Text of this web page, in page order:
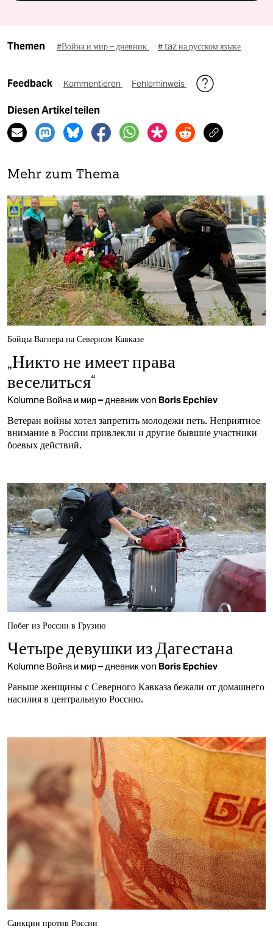
Themen #Война и мир – дневник # taz на русском языке
Feedback Kommentieren Fehlerhinweis
Diesen Artikel teilen
Mehr zum Thema
Бойцы Вагнера на Северном Кавказе
„Никто не имеет права
веселиться“
Kolumne Война и мир – дневникvon Boris Epchiev
Ветеран войны хотел запретить молодежи петь. Неприятное
внимание в России привлекли и другие бывшие участники
боевых действий.
Побег из России в Грузию
Четыре девушки из Дагестана
Kolumne Война и мир – дневникvon Boris Epchiev
Раньше женщины с Северного Кавказа бежали от домашнего
насилия в центральную Россию.
Санкции против России